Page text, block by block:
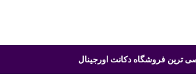
ترین فروشگاه دکانت اورجینال